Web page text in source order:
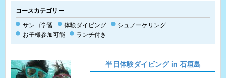
コースカテゴリー
サンゴ学習 体験ダイビング
シュノーケリング
お子様参加可能
ランチ付き
半日体験ダイビング in 石垣島